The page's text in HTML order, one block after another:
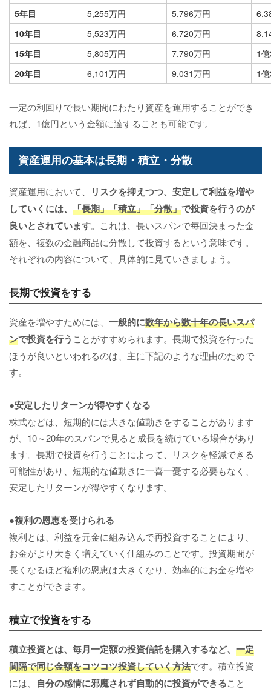
5年目
5,255万円 5,796万円
10年目
5,523万円 6,720万円
15年目
5,805万円 7,790万円
1
20年目
6,101万円 9,031万円 1
一定の利回りで長い期間にわたり資産を運用することができ
れば、1億円という金額に達することも可能です。
資産運用の基本は長期・積立・分散
資産運用において、
リスクを抑えつつ、安定して利益を増や
していくには、 「長期」「積立」「分散」で投資を行うのが
良いとされています。これは、長いスパンで毎回決まった金
額を、複数の金融商品に分散して投資するという意味です。
それぞれの内容について、具体的に見ていきましょう。
長期で投資をする
資産を増やすためには、 一般的に数年から数十年の長いスパ
ンで投資を行う ことがすすめられます。長期で投資を行った
ほうが良いといわれるのは、主に下記のような理由のためで
す。
●安定したリターンが得やすくなる
株式などは、短期的には大きな値動きをすることがあります
が、10～20年のスパンで見ると成長を続けている場合があり
ます。長期で投資を行うことによって、リスクを軽減できる
可能性があり、短期的な値動きに一喜一憂する必要もなく、
安定したリターンが得やすくなります。
●複利の恩恵を受けられる
複利とは、利益を元金に組み込んで再投資することにより、
お金がより大きく増えていく仕組みのことです。投資期間が
長くなるほど複利の恩恵は大きくなり、効率的にお金を増や
すことができます。
積立で投資をする
積立投資とは、毎月一定額の投資信託を購入するなど、 一定
間隔で同じ金額をコツコツ投資していく方法です。積立投資
には、 自分の感情に邪魔されず自動的に投資ができること